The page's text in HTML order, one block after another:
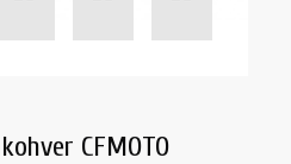
CFMOTO